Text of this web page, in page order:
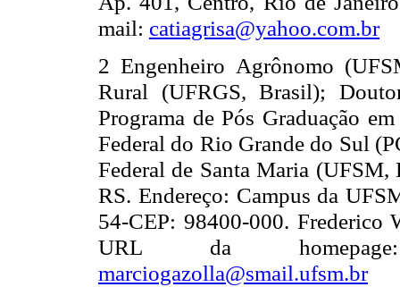
mail: catiagrisa@yahoo.com.br
2 Engenheiro Agrônomo
Rural (UFRGS, Brasil);
Programa de Pós Graduação
Federal do Rio Grande do Sul
Federal de Santa Maria (UFSM,
RS. Endereço: Campus da
54-CEP: 98400-000. Frederico
URL da
marciogazolla@smail.ufsm.br